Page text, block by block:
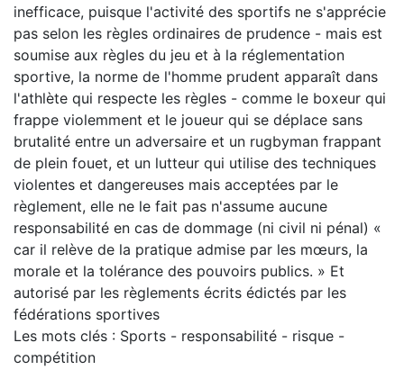
inefficace, puisque l'activité des sportifs ne s'apprécie
pas selon les règles ordinaires de prudence - mais est
soumise aux règles du jeu et à la réglementation
sportive, la norme de l'homme prudent apparaît dans
l'athlète qui respecte les règles - comme le boxeur qui
frappe violemment et le joueur qui se déplace sans
brutalité entre un adversaire et un rugbyman frappant
de plein fouet, et un lutteur qui utilise des techniques
violentes et dangereuses mais acceptées par le
règlement, elle ne le fait pas n'assume aucune
responsabilité en cas de dommage (ni civil ni pénal) «
car il relève de la pratique admise par les mœurs, la
morale et la tolérance des pouvoirs publics. » Et
autorisé par les règlements écrits édictés par les
fédérations sportives
Les mots clés : Sports - responsabilité - risque -
compétition